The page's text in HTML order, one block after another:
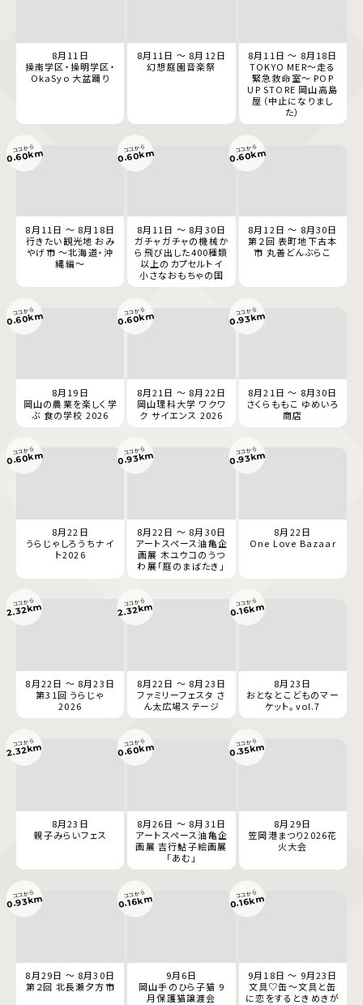
8月11日
操南学区・操明学区・
OkaSyo 大盆踊り
8月11日 ～ 8月12日
幻想庭園音楽祭
8月11日 ～ 8月18日
TOKYO MER～走る
緊急救命室～ POP
UP STORE 岡山高島
屋（中止になりまし
た）
8月11日 ～ 8月18日
行きたい観光地 おみ
やげ市 ～北海道・沖
縄編～
ココから
0.60km
8月11日 ～ 8月30日
ガチャガチャの機械か
ら飛び出した400種類
以上のカプセルトイ
小さなおもちゃの国
ココから
0.60km
8月12日 ～ 8月30日
第２回 表町地下古本
市 丸善どんぶらこ
ココから
0.60km
8月19日
岡山の農業を楽しく学
ぶ 食の学校 2026
ココから
0.60km
8月21日 ～ 8月22日
岡山理科大学 ワクワ
ク サイエンス 2026
ココから
0.60km
8月21日 ～ 8月30日
さくらももこ ゆめいろ
商店
ココから
0.93km
8月22日
うらじゃしろうちナイ
ト2026
ココから
0.60km
8月22日 ～ 8月30日
アートスペース油亀企
画展 木ユウコのうつ
わ展「庭のまばたき」
ココから
0.93km
8月22日
One Love Bazaar
ココから
0.93km
8月22日 ～ 8月23日
第31回 うらじゃ
2026
ココから
2.32km
8月22日 ～ 8月23日
ファミリーフェスタ さ
ん太広場ステージ
ココから
2.32km
8月23日
おとなとこどものマー
ケット。vol.7
ココから
0.16km
8月23日
親子みらいフェス
ココから
2.32km
8月26日 ～ 8月31日
アートスペース油亀企
画展 吉行鮎子絵画展
「あむ」
ココから
0.60km
8月29日
笠岡港まつり2026花
火大会
ココから
0.35km
8月29日 ～ 8月30日
第２回 北長瀬夕方市
ココから
0.93km
9月6日
岡山手のひら子猫 9
月保護猫譲渡会
ココから
0.16km
9月18日 ～ 9月23日
文具♡缶～文具と缶
に恋をするときめきが
ココから
0.16km